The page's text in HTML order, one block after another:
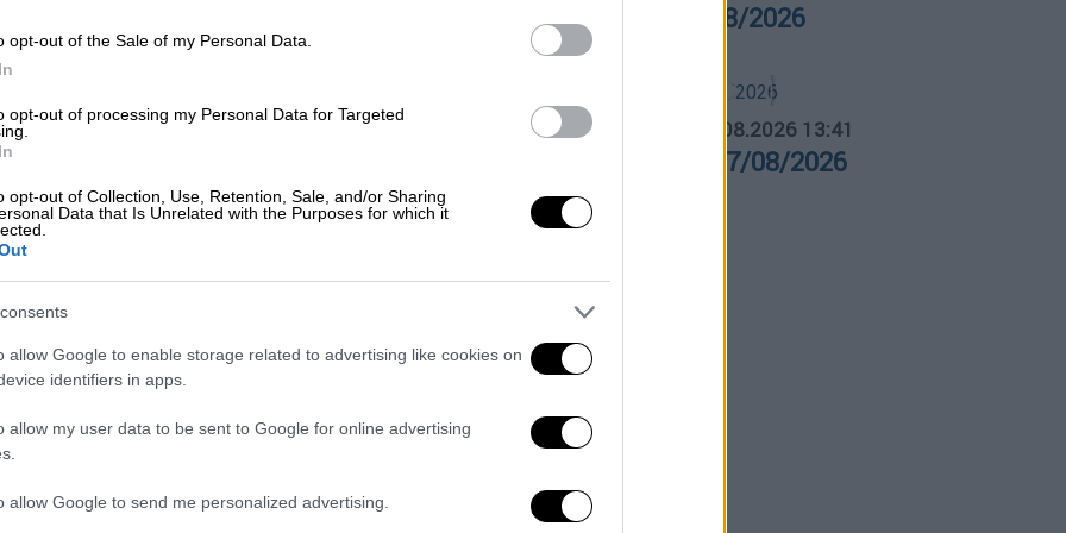
opt-out of the Sale of my Personal Data.
opt-out of processing my Personal Data for Targeted
opt-out of Collection, Use, Retention, Sale, and/or Sharing
Data that Is Unrelated with the Purposes for which it
allow Google to enable storage related to advertising like cookies on
identifiers in apps.
allow my user data to be sent to Google for online advertising
allow Google to send me personalized advertising.
Αλλαγή ώρας 2026: Ποια Κυριακή
Τη συγκεκριμένη μέρα, τα ρολόγια θα
Αλλαγή ώρας 2026: Πότε
Ώρα Ελλάδος 07/08/2026
ΑΘΛΗΤΙΚΟ ΔΕΛΤΙΟ 07.08.2026 13:41
Αθλητικό δελτίο 07/08/2026